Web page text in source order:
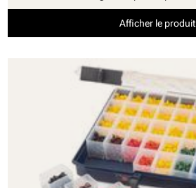
Afficher le produit